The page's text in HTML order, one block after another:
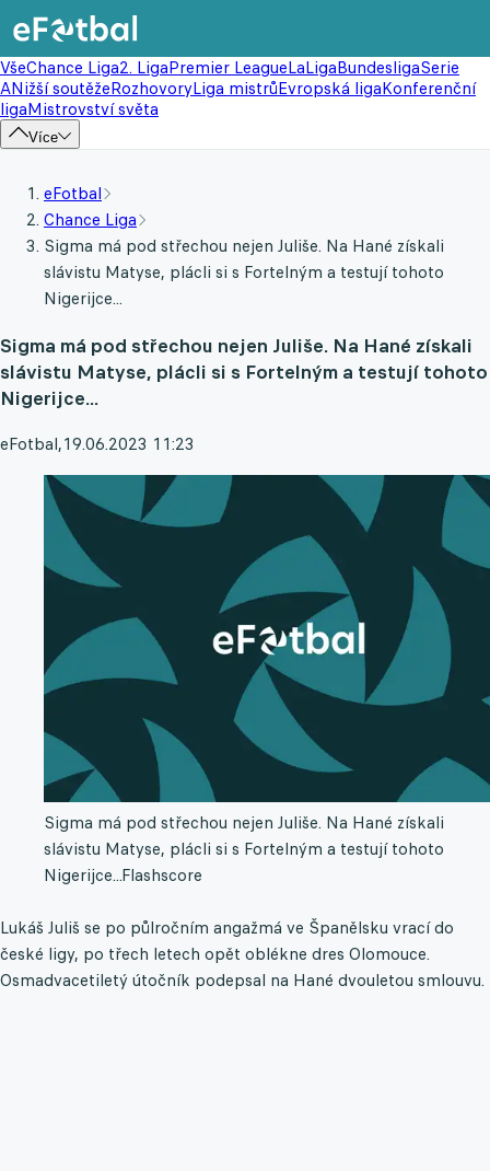
VšeChance Liga2. LigaPremier LeagueLaLigaBundesligaSerie
ANižší soutěžeRozhovoryLiga mistrůEvropská ligaKonferenční
ligaMistrovství světa
Více
eFotbal
Chance Liga
Sigma má pod střechou nejen Juliše. Na Hané získali
slávistu Matyse, plácli si s Fortelným a testují tohoto
Nigerijce...
Sigma má pod střechou nejen Juliše. Na Hané získali
slávistu Matyse, plácli si s Fortelným a testují tohoto
Nigerijce...
eFotbal,19.06.2023 11:23
Sigma má pod střechou nejen Juliše. Na Hané získali
slávistu Matyse, plácli si s Fortelným a testují tohoto
Nigerijce...Flashscore
Lukáš Juliš se po půlročním angažmá ve Španělsku vrací do
české ligy, po třech letech opět oblékne dres Olomouce.
Osmadvacetiletý útočník podepsal na Hané dvouletou smlouvu.